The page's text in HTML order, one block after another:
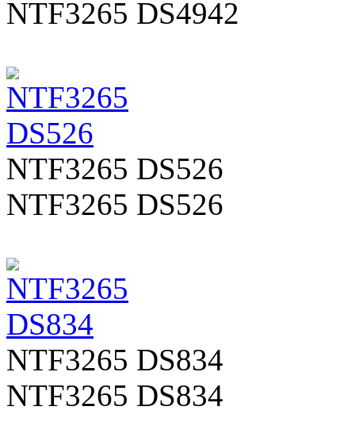
NTF3265 DS4942
NTF3265 DS526
NTF3265 DS526
NTF3265 DS834
NTF3265 DS834